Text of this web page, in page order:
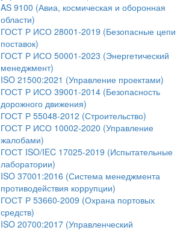
AS 9100 (Авиа, космическая и оборонная
области)
ГОСТ Р ИСО 28001-2019 (Безопасные цепи
поставок)
ГОСТ Р ИСО 50001-2023 (Энергетический
менеджмент)
ISO 21500:2021 (Управление проектами)
ГОСТ Р ИСО 39001-2014 (Безопасность
дорожного движения)
ГОСТ Р 55048-2012 (Строительство)
ГОСТ Р ИСО 10002-2020 (Управление
жалобами)
ГОСТ ISO/IEC 17025-2019 (Испытательные
лаборатории)
ISO 37001:2016 (Система менеджмента
противодействия коррупции)
ГОСТ Р 53660-2009 (Охрана портовых
средств)
ISO 20700:2017 (Управленческий